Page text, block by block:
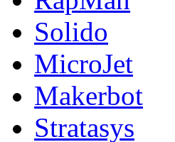
Solido
MicroJet
Makerbot
Stratasys